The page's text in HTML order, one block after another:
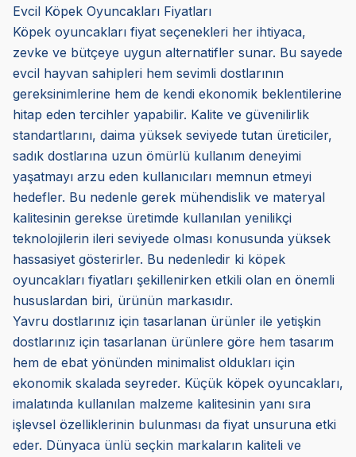
Evcil Köpek Oyuncakları Fiyatları
Köpek oyuncakları fiyat seçenekleri her ihtiyaca,
zevke ve bütçeye uygun alternatifler sunar. Bu sayede
evcil hayvan sahipleri hem sevimli dostlarının
gereksinimlerine hem de kendi ekonomik beklentilerine
hitap eden tercihler yapabilir. Kalite ve güvenilirlik
standartlarını, daima yüksek seviyede tutan üreticiler,
sadık dostlarına uzun ömürlü kullanım deneyimi
yaşatmayı arzu eden kullanıcıları memnun etmeyi
hedefler. Bu nedenle gerek mühendislik ve materyal
kalitesinin gerekse üretimde kullanılan yenilikçi
teknolojilerin ileri seviyede olması konusunda yüksek
hassasiyet gösterirler. Bu nedenledir ki köpek
oyuncakları fiyatları şekillenirken etkili olan en önemli
hususlardan biri, ürünün markasıdır.
Yavru dostlarınız için tasarlanan ürünler ile yetişkin
dostlarınız için tasarlanan ürünlere göre hem tasarım
hem de ebat yönünden minimalist oldukları için
ekonomik skalada seyreder. Küçük köpek oyuncakları,
imalatında kullanılan malzeme kalitesinin yanı sıra
işlevsel özelliklerinin bulunması da fiyat unsuruna etki
eder. Dünyaca ünlü seçkin markaların kaliteli ve